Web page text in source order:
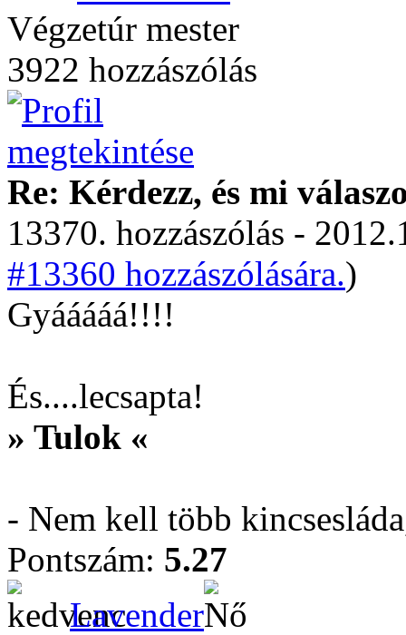
Végzetúr mester
3922 hozzászólás
Re: Kérdezz, és mi
13370. hozzászólás -
#13360 hozzászólására.)
Gyááááá!!!!
És....lecsapta!
» Tulok «
- Nem kell több
Pontszám: 5.27
Lavender